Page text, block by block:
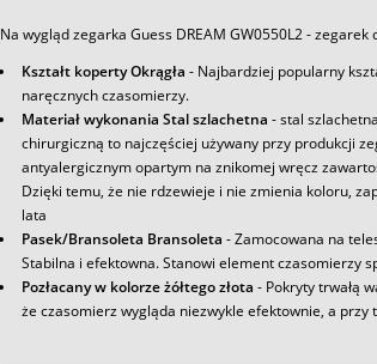
Na wygląd zegarka Guess DREAM GW0550L2 - zegarek
Kształt koperty Okrągła - Najbardziej popularny
naręcznych czasomierzy.
Materiał wykonania Stal szlachetna - stal
chirurgiczną to najczęściej używany przy produkcji
antyalergicznym opartym na znikomej wręcz
Dzięki temu, że nie rdzewieje i nie zmienia koloru,
lata
Pasek/Bransoleta Bransoleta - Zamocowana na
Stabilna i efektowna. Stanowi element czasomierzy
Pozłacany w kolorze żółtego złota - Pokryty trwałą
że czasomierz wygląda niezwykle efektownie, a